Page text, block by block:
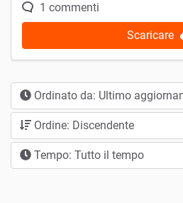
1 commenti
Scaricare
Ordinato da: Ultimo
Ordine: Discendente
Tempo: Tutto il tempo